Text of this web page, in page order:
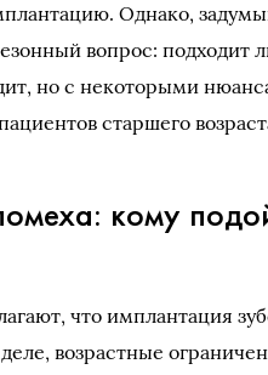
Однако,
вопрос:
но с некоторыми
старшего
кому
что имплантация
возрастные